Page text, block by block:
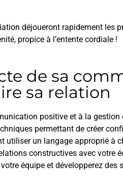
déjoueront rapidement les
propice à l’entente cordiale !
de sa
sa relation
positive et à la gestion
permettant de créer
utiliser un langage approprié à
constructives avec votre
équipe et développerez